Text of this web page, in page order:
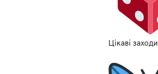
Цікаві заходи